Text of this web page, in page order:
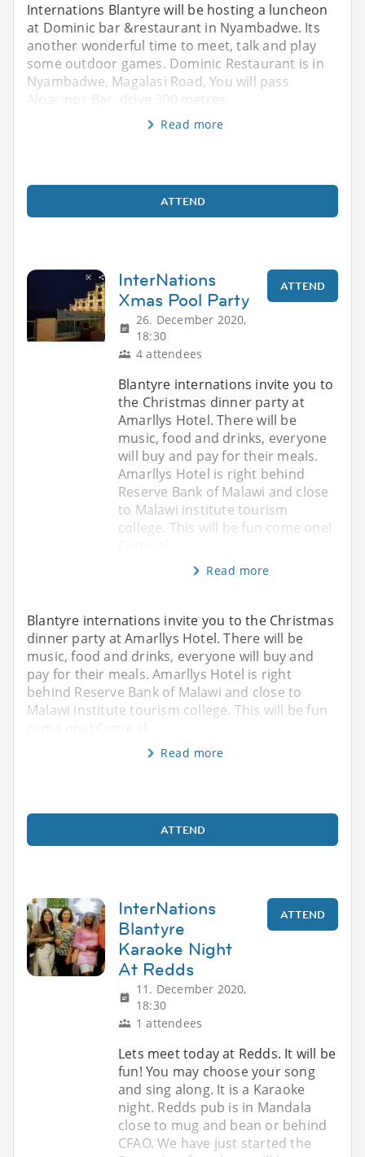
Internations Blantyre will be hosting a luncheon
at Dominic bar &restaurant in Nyambadwe. Its
another wonderful time to meet, talk and play
some outdoor games. Dominic Restaurant is in
Nyambadwe, Magalasi Road, You will pass
Alpacinos Bar, drive 300 metres.
Read more
ATTEND
InterNations
Xmas Pool Party
26. December 2020,
18:30
4 attendees
ATTEND
Blantyre internations invite you to
the Christmas dinner party at
Amarllys Hotel. There will be
music, food and drinks, everyone
will buy and pay for their meals.
Amarllys Hotel is right behind
Reserve Bank of Malawi and close
to Malawi institute tourism
college. This will be fun come one!
Read more
Blantyre internations invite you to the Christmas
dinner party at Amarllys Hotel. There will be
music, food and drinks, everyone will buy and
pay for their meals. Amarllys Hotel is right
behind Reserve Bank of Malawi and close to
Malawi institute tourism college. This will be fun
Read more
ATTEND
InterNations
Blantyre
Karaoke Night
At Redds
11. December 2020,
18:30
1 attendees
ATTEND
Lets meet today at Redds. It will be
fun! You may choose your song
and sing along. It is a Karaoke
night. Redds pub is in Mandala
close to mug and bean or behind
CFAO. We have just started the